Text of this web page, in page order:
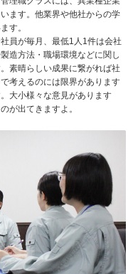
ます。他業界や他社からの学
す。
員が毎月、最低1人1件は会社
造方法・職場環境などに関し
素晴らしい成果に繋がれば社
考えるのには限界があります
大小様々な意見があります
が出てきますよ。